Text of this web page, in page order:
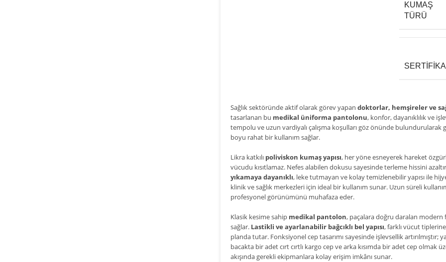
KUMAŞ
TÜRÜ
Sağlık sektöründe aktif olarak görev yapan doktorlar, hemşireler ve
tasarlanan bu medikal üniforma pantolonu, konfor, dayanıklılık ve
tempolu ve uzun vardiyalı çalışma koşulları göz önünde bulundurularak
boyu rahat bir kullanım sağlar.
Likra katkılı poliviskon kumaş yapısı, her yöne esneyerek hareket
vücudu kısıtlamaz. Nefes alabilen dokusu sayesinde terleme hissini
yıkamaya dayanıklı, leke tutmayan ve kolay temizlenebilir yapısı ile
klinik ve sağlık merkezleri için ideal bir kullanım sunar. Uzun süreli
profesyonel görünümünü muhafaza eder.
Klasik kesime sahip medikal pantolon, paçalara doğru daralan modern
sağlar. Lastikli ve ayarlanabilir bağcıklı bel yapısı, farklı vücut
planda tutar. Fonksiyonel cep tasarımı sayesinde işlevsellik artırılmıştır;
bacakta bir adet cırt cırtlı kargo cep ve arka kısımda bir adet cep olmak
akışında gerekli ekipmanlara kolay erişim imkânı sunar.